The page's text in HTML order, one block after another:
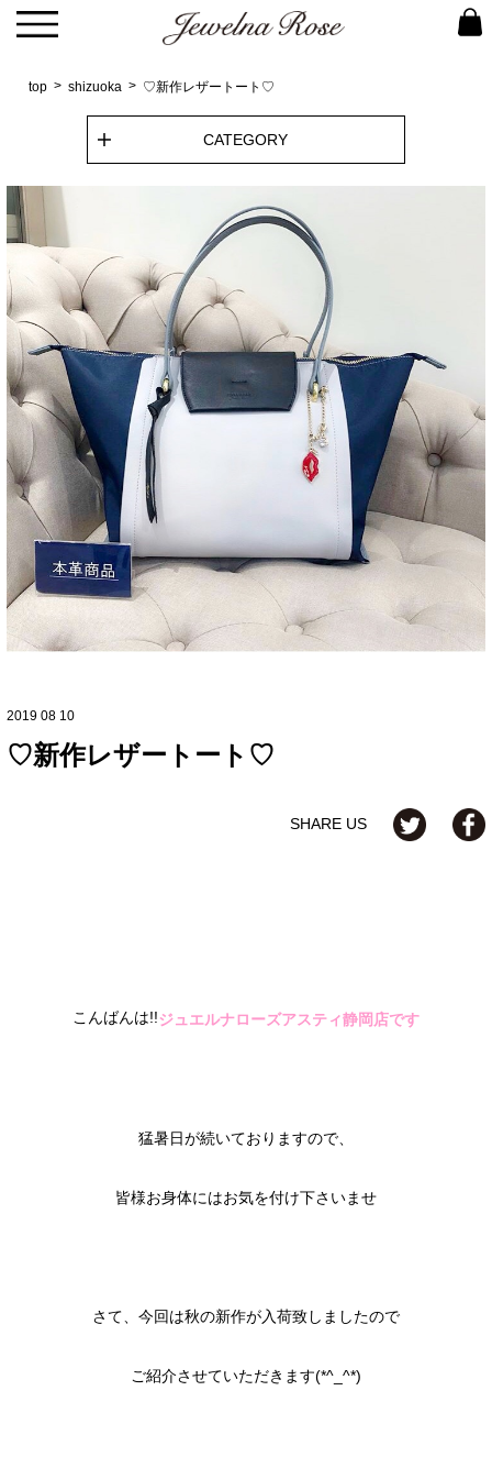
top shizuoka ♡新作レザートート♡
CATEGORY
2019 08 10
♡新作レザートート♡
SHARE US
こんばんは!!ジュエルナローズアスティ静岡店です
猛暑日が続いておりますので、
皆様お身体にはお気を付け下さいませ
さて、今回は秋の新作が入荷致しましたので
ご紹介させていただきます(*^_^*)